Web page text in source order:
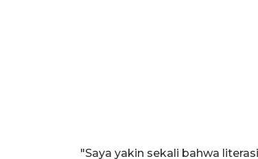
"Saya yakin sekali bahwa